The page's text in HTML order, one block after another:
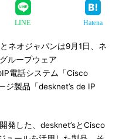
LINE Hatena
ネオジャパンは9月1日、ネ
ループウェア
IP電話システム「Cisco
ジ製品「desknet’s de IP
発した、desknet’sとCisco